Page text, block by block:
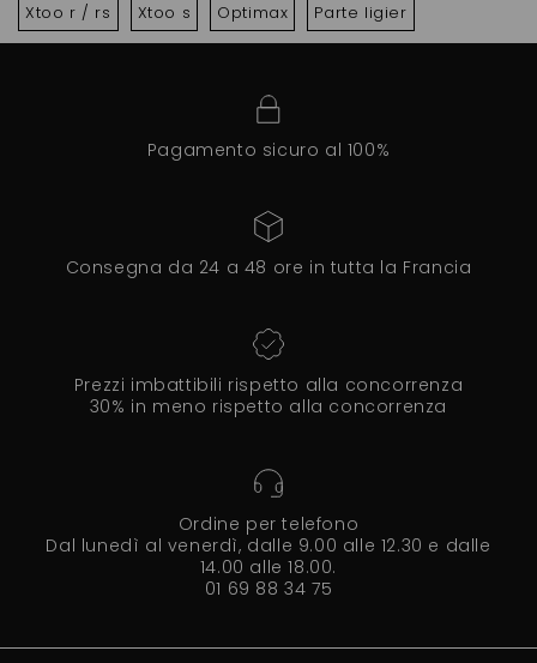
Xtoo r / rs Xtoo s Optimax Parte ligier
Pagamento sicuro al 100%
Consegna da 24 a 48 ore in tutta la Francia
Prezzi imbattibili rispetto alla concorrenza
30% in meno rispetto alla concorrenza
Ordine per telefono
Dal lunedì al venerdì, dalle 9.00 alle 12.30 e dalle
14.00 alle 18.00.
01 69 88 34 75